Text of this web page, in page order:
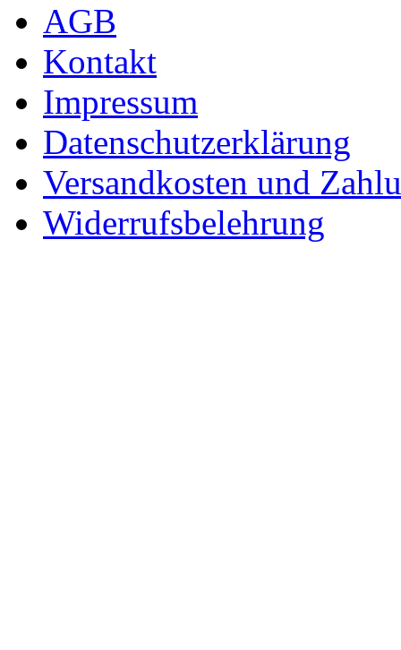
AGB
Kontakt
Impressum
Datenschutzerklärung
Versandkosten und
Widerrufsbelehrung